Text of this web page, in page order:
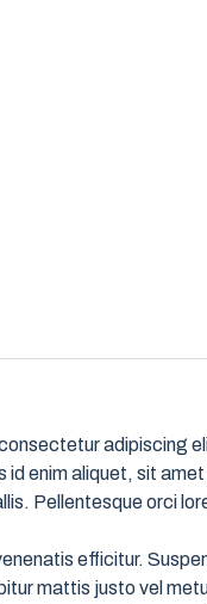
adipiscing
enim aliquet, sit
Pellentesque orci
efficitur.
mattis justo vel